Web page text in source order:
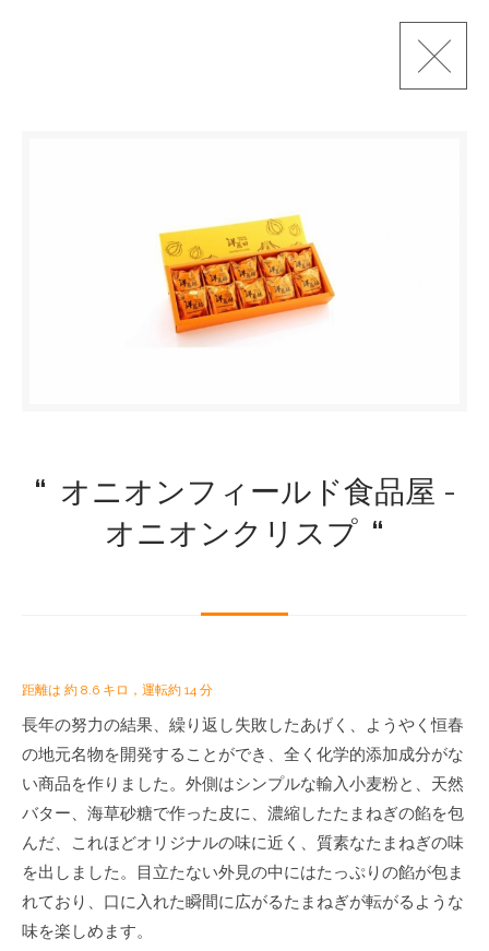
“ オニオンフィールド食品屋 -
オニオンクリスプ “
距離は 約 8.6 キロ，運転約 14 分
長年の努力の結果、繰り返し失敗したあげく、ようやく恒春
の地元名物を開発することができ、全く化学的添加成分がな
い商品を作りました。外側はシンプルな輸入小麦粉と、天然
バター、海草砂糖で作った皮に、濃縮したたまねぎの餡を包
んだ、これほどオリジナルの味に近く、質素なたまねぎの味
を出しました。目立たない外見の中にはたっぷりの餡が包ま
れており、口に入れた瞬間に広がるたまねぎが転がるような
味を楽しめます。